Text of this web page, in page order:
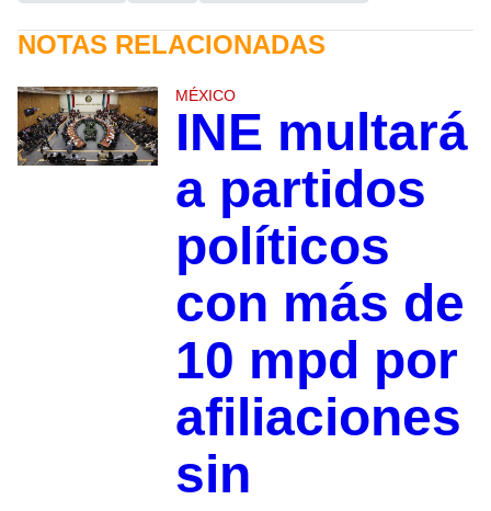
NOTAS RELACIONADAS
MÉXICO
INE multará
a partidos
políticos
con más de
10 mpd por
afiliaciones
sin